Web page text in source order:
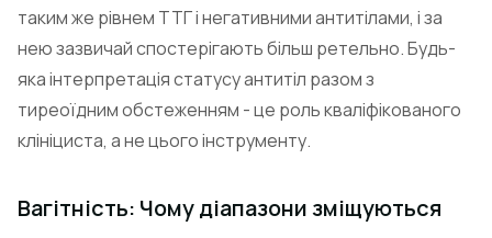
таким же рівнем ТТГ і негативними антитілами, і за
нею зазвичай спостерігають більш ретельно. Будь-
яка інтерпретація статусу антитіл разом з
тиреоїдним обстеженням - це роль кваліфікованого
клініциста, а не цього інструменту.
Вагітність: Чому діапазони зміщуються